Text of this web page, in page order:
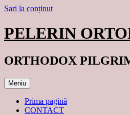
Sari la conținut
PELERIN
ORTHODOX
Meniu
Prima pagină
CONTACT